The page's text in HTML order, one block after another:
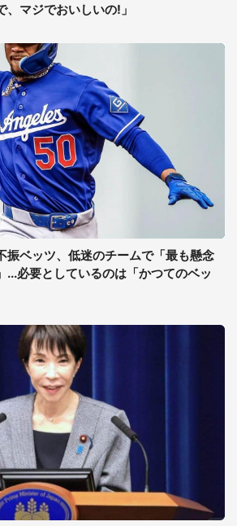
マジでおいしいの!」
振ベッツ、低迷のチームで「最も懸念
...必要としているのは「かつてのベッ